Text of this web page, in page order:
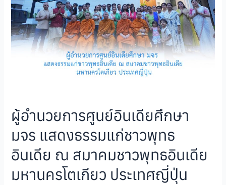
ผู้อำนวยการศูนย์อินเดียศึกษา
มจร แสดงธรรมแก่ชาวพุทธ
อินเดีย ณ สมาคมชาวพุทธอินเดีย
มหานครโตเกียว ประเทศญี่ปุ่น